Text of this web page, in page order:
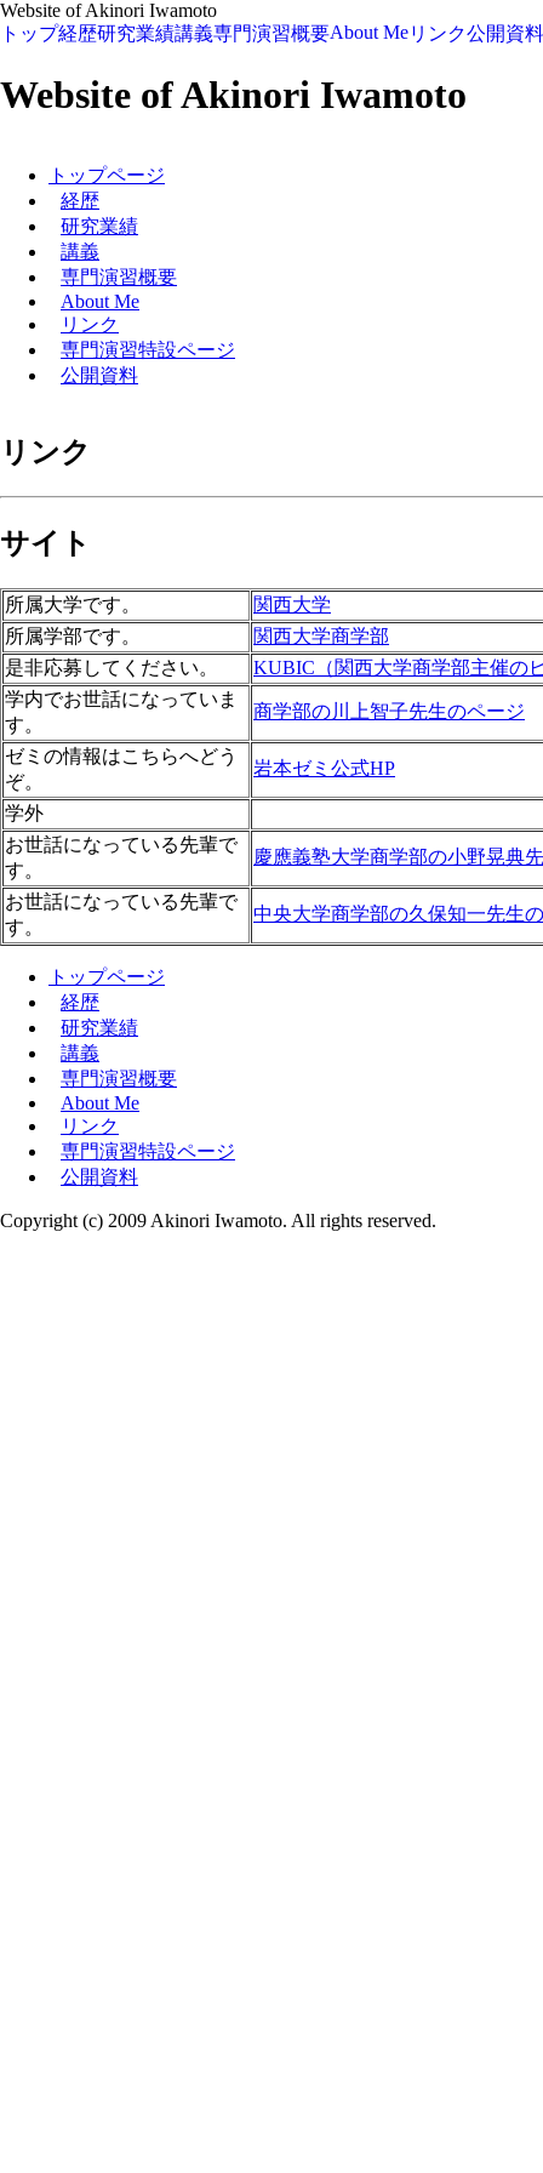
Website of Akinori Iwamoto
トップ経歴研究業績講義専門演習概要About Meリンク公開資料
Website of Akinori Iwamoto
トップページ
経歴
研究業績
講義
専門演習概要
About Me
リンク
専門演習特設ページ
公開資料
リンク
サイト
所属大学です。
関西大学
所属学部です。
関西大学商学部
是非応募してください。
KUBIC（関西大学商学部主催の
学内でお世話になっていま
す。
商学部の川上智子先生のページ
ゼミの情報はこちらへどう
ぞ。
岩本ゼミ公式HP
学外
お世話になっている先輩で
す。
慶應義塾大学商学部の小野晃典
お世話になっている先輩で
す。
中央大学商学部の久保知一先生
トップページ
経歴
研究業績
講義
専門演習概要
About Me
リンク
専門演習特設ページ
公開資料
Copyright (c) 2009 Akinori Iwamoto. All rights reserved.